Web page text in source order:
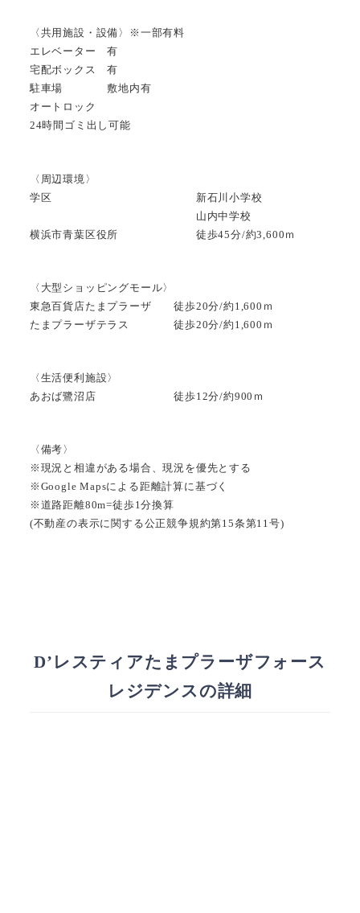
〈共用施設・設備〉※一部有料
エレベーター 有
宅配ボックス 有
駐車場 敷地内有
オートロック
24時間ゴミ出し可能
〈周辺環境〉
学区 新石川小学校
山内中学校
横浜市青葉区役所 徒歩45分/約3,600ｍ
〈大型ショッピングモール〉
東急百貨店たまプラーザ 徒歩20分/約1,600ｍ
たまプラーザテラス 徒歩20分/約1,600ｍ
〈生活便利施設〉
あおば鷺沼店 徒歩12分/約900ｍ
〈備考〉
※現況と相違がある場合、現況を優先とする
※Google Mapsによる距離計算に基づく
※道路距離80m=徒歩1分換算
(不動産の表示に関する公正競争規約第15条第11号)
D’レスティアたまプラーザフォース
レジデンスの詳細